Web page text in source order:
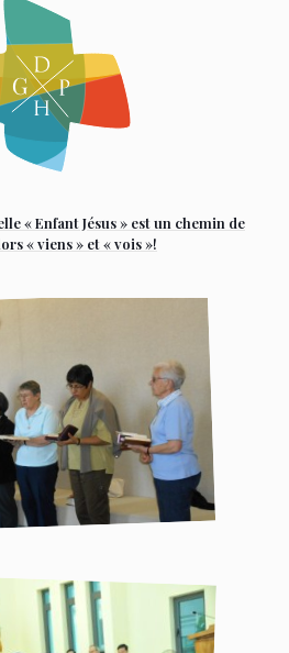
« Enfant Jésus » est un chemin de
« viens » et « vois »!